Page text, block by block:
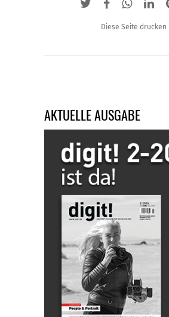
Diese Seite drucken
AKTUELLE AUSGABE